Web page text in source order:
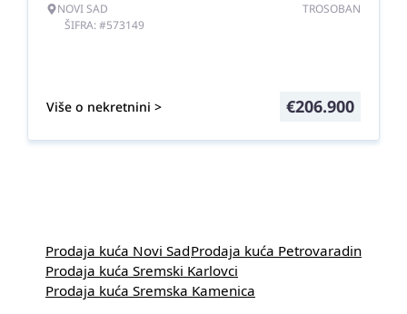
NOVI SAD
ŠIFRA: #573149
TROSOBAN
Više o nekretnini > €206.900
Prodaja kuća Novi SadProdaja kuća Petrovaradin
Prodaja kuća Sremski Karlovci
Prodaja kuća Sremska Kamenica